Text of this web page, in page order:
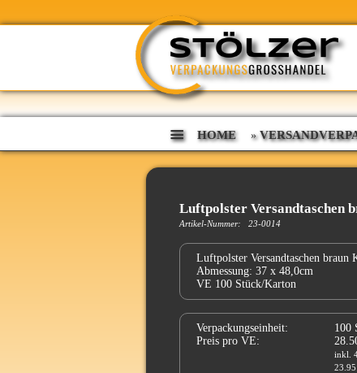
HOME »
Luftpolster Versandtaschen
Artikel-Nummer: 23-0014
Luftpolster Versandtaschen braun
Abmessung: 37 x 48,0cm
VE 100 Stück/Karton
Verpackungseinheit:
100
Preis pro VE:
inkl.